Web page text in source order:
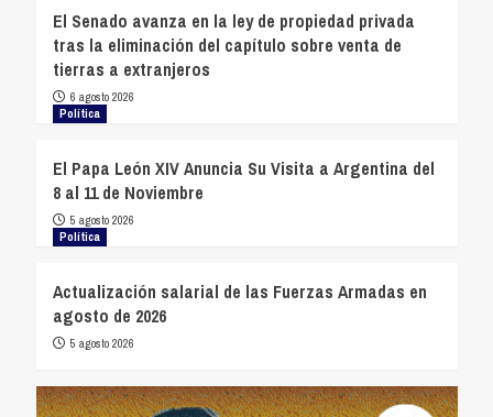
El Senado avanza en la ley de propiedad privada
tras la eliminación del capítulo sobre venta de
tierras a extranjeros
6 agosto 2026
Política
El Papa León XIV Anuncia Su Visita a Argentina del
8 al 11 de Noviembre
5 agosto 2026
Política
Actualización salarial de las Fuerzas Armadas en
agosto de 2026
5 agosto 2026